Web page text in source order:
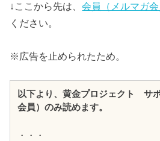
↓ここから先は、会員（メルマガ会
ください。
※広告を止められたため。
以下より、黄金プロジェクト サ
会員）のみ読めます。
・・・